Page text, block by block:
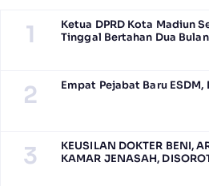
1
Ketua DPRD Kota Madiun
Tinggal Bertahan Dua Bulan
2 Empat Pejabat Baru
3
KEUSILAN DOKTER BENI,
KAMAR JENASAH,